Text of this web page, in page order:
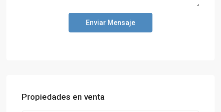
Enviar Mensaje
Propiedades en venta